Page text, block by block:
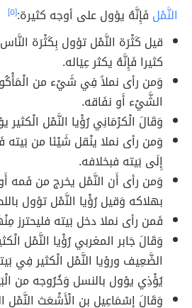
النَّمْل فَإِنَّهُ يؤول على أوجه كثيرة:[٥]
قيل كَثْرَة النَّمْل تؤول بِكَثْرَة
كثيرا فَإِنَّهُ يكثر عِيَاله.
وَمن رأى نملاً فِي شَيْء من
الشَّيْء أَو نفَاقه.
وَقَالَ الْكرْمَانِي رُؤْيا النَّمْل الْكثير
وَمن رأى نملا ينْقل شَيْئا من بَيته
إِلَى بَيته فبخلافه.
وَمن رأى أَن النَّمْل يخرج من فَمه
بهلاكه وَقيل رُؤْيا النَّمْل تؤول
فَمن رأى نملا دخل بَيته فليحترز
وَقَالَ جَابر المغربي رُؤْيا النَّمْل
الضَّعِيف ورؤيا النَّمْل الْكثير فِي
يُؤْذِي يؤول بالنسل وَخُرُوجه من
وَقَالَ إِسْمَاعِيل بن الْأَشْعَث النَّمْل